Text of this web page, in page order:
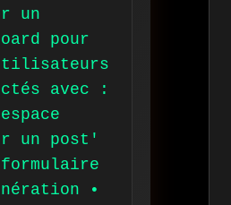
un
pour
avec :
un post'
•